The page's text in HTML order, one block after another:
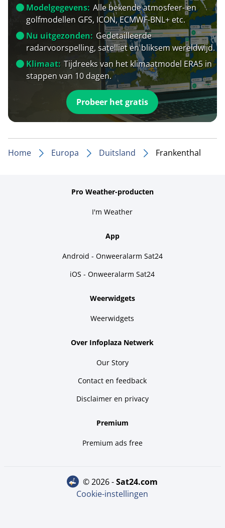
Modelgegevens: Alle bekende atmosfeer- en
golfmodellen GFS, ICON, ECMWF-BNL+ etc.
Nu uitgezonden: Gedetailleerde
radarvoorspelling, satelliet en bliksem wereldwijd.
Klimaat: Tijdreeks van het klimaatmodel ERA5 in
stappen van 10 dagen.
Probeer het gratis
Home Europa Duitsland Frankenthal
Pro Weather-producten
I'm Weather
App
Android - Onweeralarm Sat24
iOS - Onweeralarm Sat24
Weerwidgets
Weerwidgets
Over Infoplaza Netwerk
Our Story
Contact en feedback
Disclaimer en privacy
Premium
Premium ads free
© 2026 - sat24.com
Cookie-instellingen